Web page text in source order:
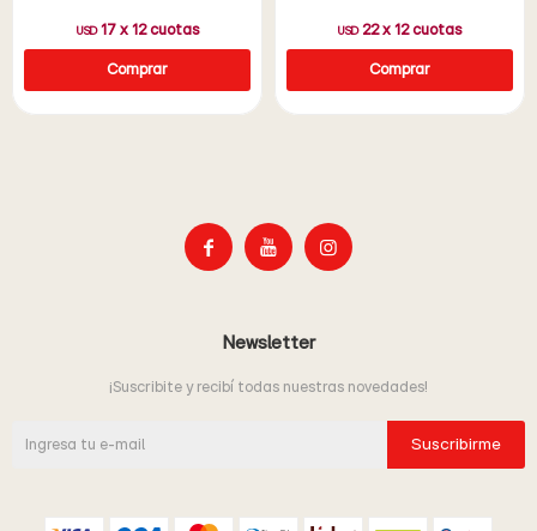
USD 17x 12cuotas USD 22x 12cuotas
  
Newsletter
¡Suscribite y recibí todas nuestras novedades!
Suscribirme